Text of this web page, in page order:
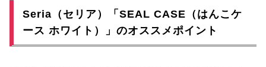
Seria（セリア）「SEAL CASE（はんこケ
ース ホワイト）」のオススメポイント